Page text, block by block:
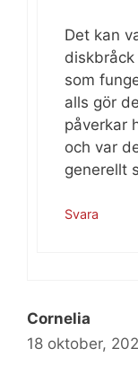
Det kan
som
alls gör
påverkar
och var
generellt
Svara
Cornelia
18 oktober,